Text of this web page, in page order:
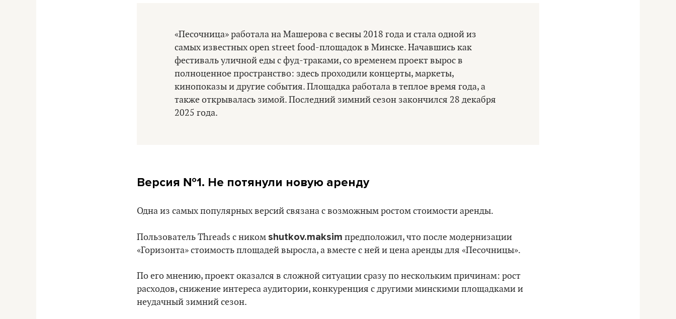
«Песочница» работала на Машерова с весны 2018 года и стала одной из
самых известных open street food-площадок в Минске. Начавшись как
фестиваль уличной еды с фуд-траками, со временем проект вырос в
полноценное пространство: здесь проходили концерты, маркеты,
кинопоказы и другие события. Площадка работала в теплое время года, а
также открывалась зимой. Последний зимний сезон закончился 28 декабря
2025 года.
Версия №1. Не потянули новую аренду
Одна из самых популярных версий связана с возможным ростом стоимости аренды.
Пользователь Threads с ником shutkov.maksim предположил, что после модернизации
«Горизонта» стоимость площадей выросла, а вместе с ней и цена аренды для «Песочницы».
По его мнению, проект оказался в сложной ситуации сразу по нескольким причинам: рост
расходов, снижение интереса аудитории, конкуренция с другими минскими площадками и
неудачный зимний сезон.